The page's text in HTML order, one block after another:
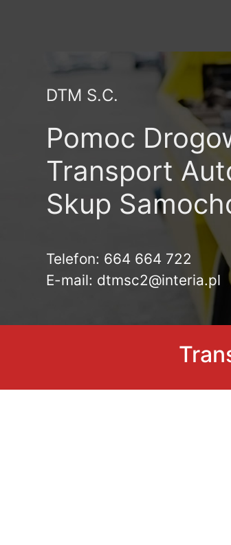
DTM S.C.
Pomoc
Transport
Skup
Telefon: 664 664 722
E-mail: dtmsc2@interia.pl